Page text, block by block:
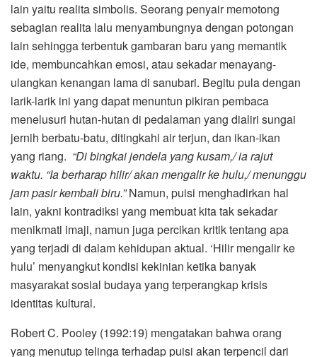
lain yaitu realita simbolis. Seorang penyair memotong
sebagian realita lalu menyambungnya dengan potongan
lain sehingga terbentuk gambaran baru yang memantik
ide, membuncahkan emosi, atau sekadar menayang-
ulangkan kenangan lama di sanubari. Begitu pula dengan
larik-larik ini yang dapat menuntun pikiran pembaca
menelusuri hutan-hutan di pedalaman yang dialiri sungai
jernih berbatu-batu, ditingkahi air terjun, dan ikan-ikan
yang riang. “Di bingkai jendela yang kusam,/ ia rajut
waktu. “Ia berharap hilir/ akan mengalir ke hulu,/ menunggu
jam pasir kembali biru.”Namun, puisi menghadirkan hal
lain, yakni kontradiksi yang membuat kita tak sekadar
menikmati imaji, namun juga percikan kritik tentang apa
yang terjadi di dalam kehidupan aktual. ‘Hilir mengalir ke
hulu’ menyangkut kondisi kekinian ketika banyak
masyarakat sosial budaya yang terperangkap krisis
identitas kultural.
Robert C. Pooley (1992:19) mengatakan bahwa orang
yang menutup telinga terhadap puisi akan terpencil dari